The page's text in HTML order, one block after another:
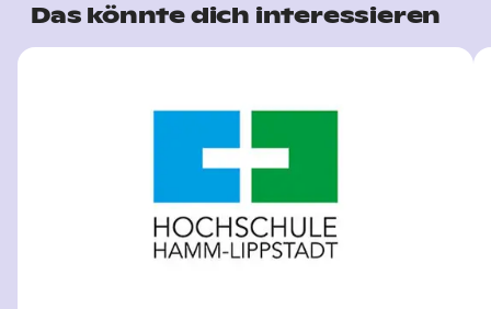
Das könnte dich interessieren